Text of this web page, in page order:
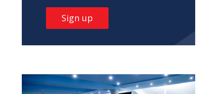
Sign up